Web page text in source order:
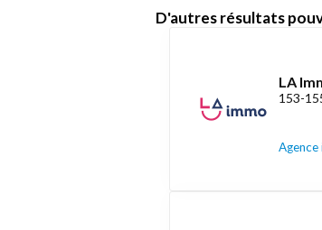
D'autres résultats
LA
153-